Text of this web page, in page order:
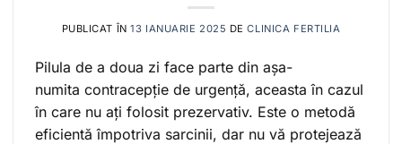
PUBLICAT ÎN13 IANUARIE 2025 DECLINICA FERTILIA
Pilula de a doua zi face parte din așa-
numita contracepție de urgență, aceasta în cazul
în care nu ați folosit prezervativ. Este o metodă
eficientă împotriva sarcinii, dar nu vă protejează